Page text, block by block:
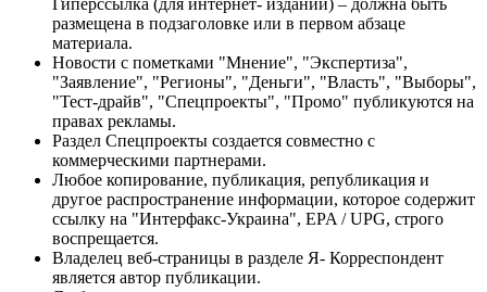
размещена в подзаголовке или в первом абзаце
материала.
Новости с пометками "Мнение", "Экспертиза",
"Заявление", "Регионы", "Деньги", "Власть", "Выборы",
"Тест-драйв", "Спецпроекты", "Промо" публикуются на
правах рекламы.
Раздел Спецпроекты создается совместно с
коммерческими партнерами.
Любое копирование, публикация, републикация и
другое распространение информации, которое содержит
ссылку на "Интерфакс-Украина", EPA / UPG, строго
воспрещается.
Владелец веб-страницы в разделе Я- Корреспондент
является автор публикации.